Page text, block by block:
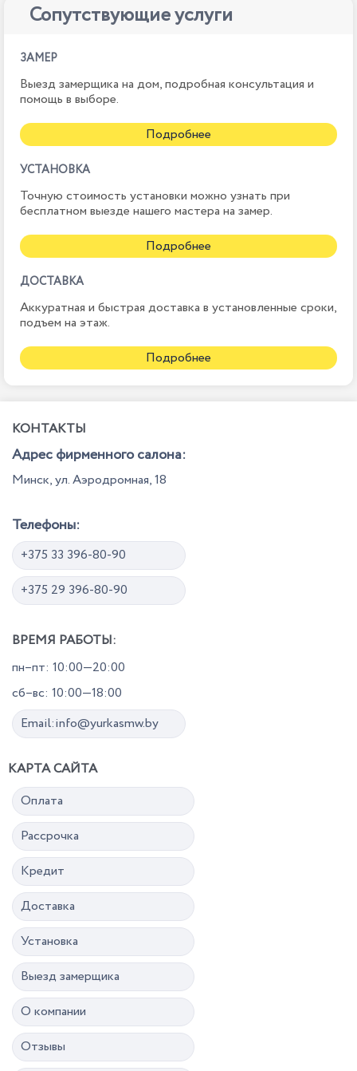
Сопутствующие услуги
ЗАМЕР
Выезд замерщика на дом, подробная консультация и
помощь в выборе.
Подробнее
УСТАНОВКА
Точную стоимость установки можно узнать при
бесплатном выезде нашего мастера на замер.
Подробнее
ДОСТАВКА
Аккуратная и быстрая доставка в установленные сроки,
подъем на этаж.
Подробнее
КОНТАКТЫ
Адрес фирменного салона:
Минск, ул. Аэродромная, 18
Телефоны:
+375 33 396-80-90
+375 29 396-80-90
ВРЕМЯ РАБОТЫ:
пн–пт: 10:00—20:00
сб–вс: 10:00—18:00
Email:info@yurkasmw.by
КАРТА САЙТА
Оплата
Рассрочка
Кредит
Доставка
Установка
Выезд замерщика
О компании
Отзывы